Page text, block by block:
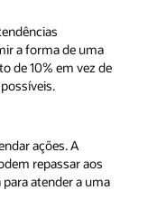
a forma de uma
de 10% em vez de
ações. A
repassar aos
atender a uma